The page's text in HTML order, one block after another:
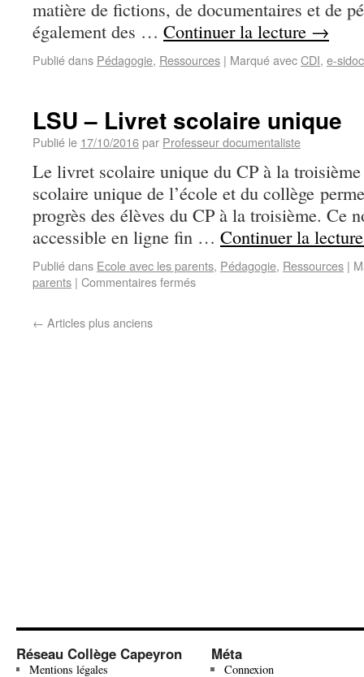
matière de fictions, de documentaires et de
également des … Continuer la lecture →
Publié dans Pédagogie, Ressources | Marqué avecCDI, e-sidoc
LSU – Livret scolaire unique
Publié le 17/10/2016par Professeur documentaliste
Le livret scolaire unique du CP à la
scolaire unique de l’école et du collège
progrès des élèves du CP à la troisième. Ce
accessible en ligne fin … Continuer la
Publié dans Ecole avec les parents, Pédagogie, Ressources |
parents | Commentaires fermés
← Articles plus anciens
Réseau Collège Capeyron
Mentions légales
Méta
Connexion